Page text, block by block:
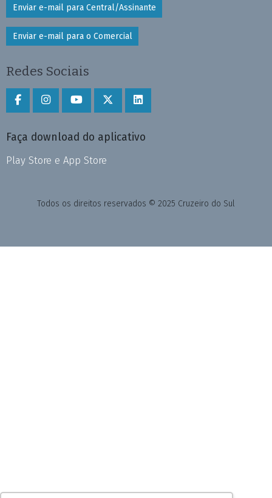
Enviar e-mail para Central/Assinante
Enviar e-mail para o Comercial
Redes Sociais
Faça download do aplicativo
Play Store e App Store
Todos os direitos reservados © 2025 Cruzeiro do Sul